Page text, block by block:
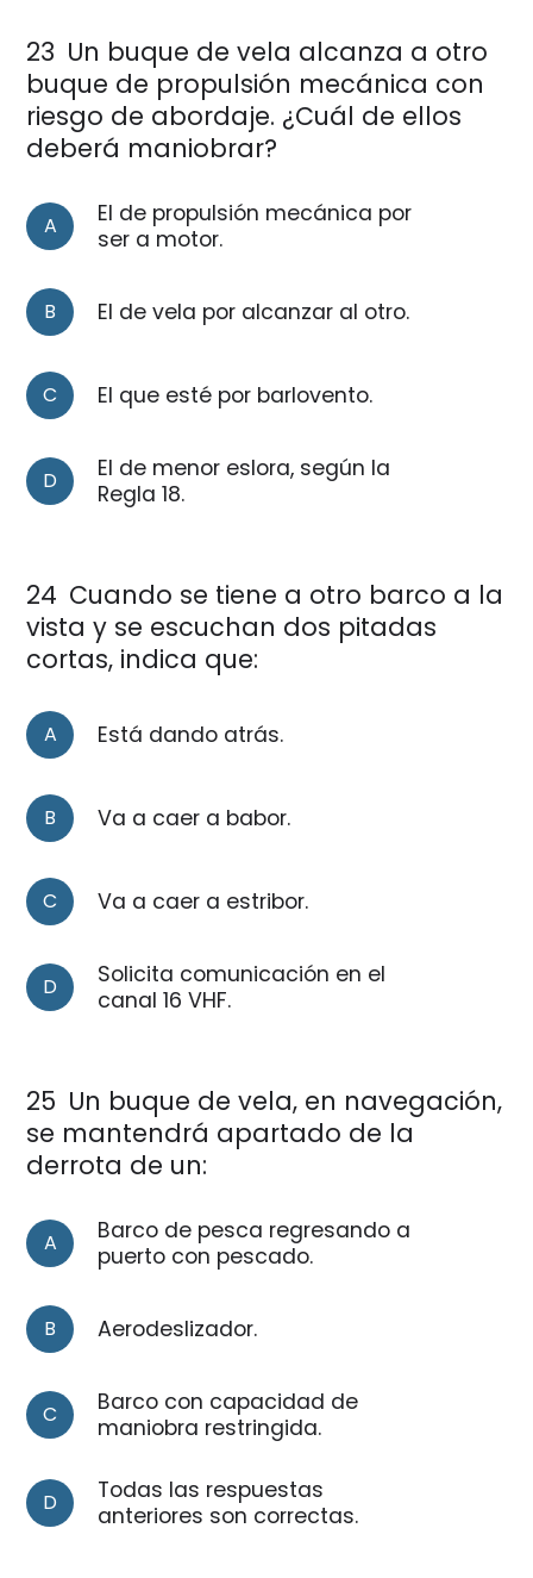
23 Un buque de vela alcanza a otro
buque de propulsión mecánica con
riesgo de abordaje. ¿Cuál de ellos
deberá maniobrar?
A
El de propulsión mecánica por
ser a motor.
B El de vela por alcanzar al otro.
C El que esté por barlovento.
D
El de menor eslora, según la
Regla 18.
24 Cuando se tiene a otro barco a la
vista y se escuchan dos pitadas
cortas, indica que:
A Está dando atrás.
B Va a caer a babor.
C Va a caer a estribor.
D
Solicita comunicación en el
canal 16 VHF.
25 Un buque de vela, en navegación,
se mantendrá apartado de la
derrota de un:
A
Barco de pesca regresando a
puerto con pescado.
B Aerodeslizador.
C
Barco con capacidad de
maniobra restringida.
D
Todas las respuestas
anteriores son correctas.